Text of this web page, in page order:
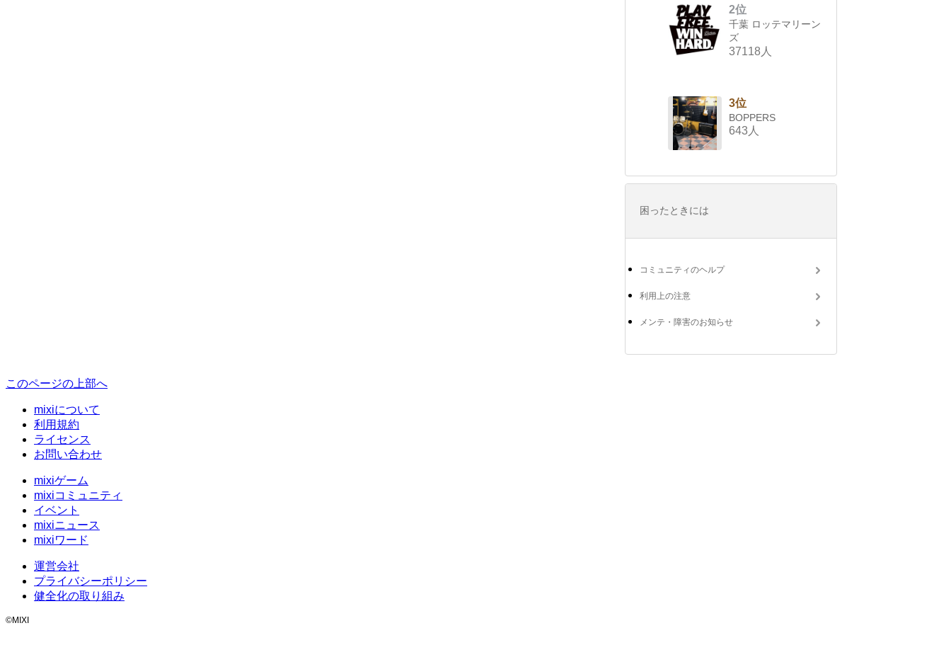
2位
千葉 ロッテマリーン
ズ
37118人
3位
BOPPERS
643人
困ったときには
コミュニティのヘルプ
利用上の注意
メンテ・障害のお知らせ
このページの上部へ
mixiについて
利用規約
ライセンス
お問い合わせ
mixiゲーム
mixiコミュニティ
イベント
mixiニュース
mixiワード
運営会社
プライバシーポリシー
健全化の取り組み
©MIXI